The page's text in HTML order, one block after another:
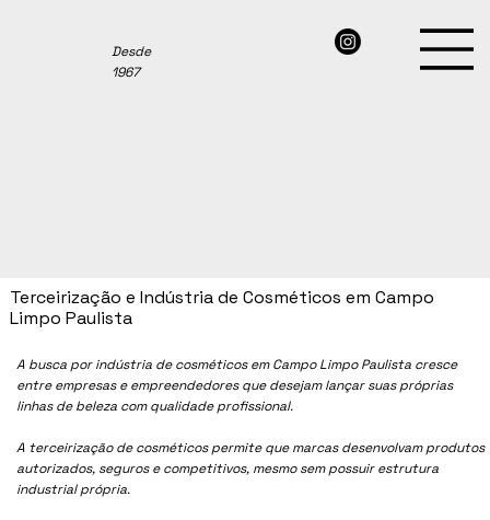
Desde
1967
A busca por indústria de cosméticos emCampo Limpo Paulista cresce
entre empresas e empreendedores que desejam lançar suas próprias
linhas de beleza com qualidade profissional.
A terceirização de cosméticos permite que marcas desenvolvam produtos
autorizados, seguros e competitivos, mesmo sem possuir estrutura
industrial própria.
Terceirização e Indústria de Cosméticos em Campo
Limpo Paulista